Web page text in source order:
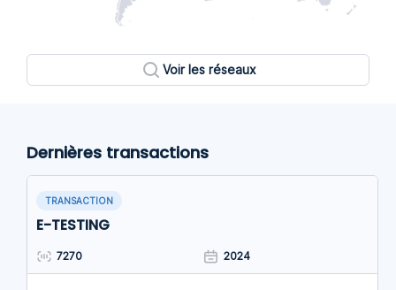
Voir les réseaux
Dernières transactions
TRANSACTION
E-TESTING
7270 2024